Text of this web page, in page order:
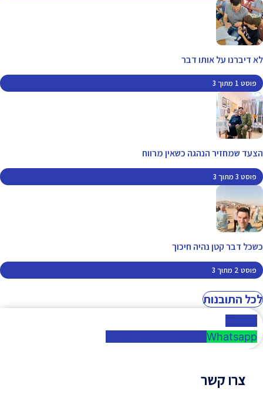
לא דיברנו על אותו דבר
פוסט 1 מתוך 3
הצעד שמחזיר הנהגה כשאין מרווח
פוסט 3 מתוך 3
כשכל דבר קטן נהיה חיכוך
פוסט 2 מתוך 3
לכל התובנות
Whatsapp
צרו קשר